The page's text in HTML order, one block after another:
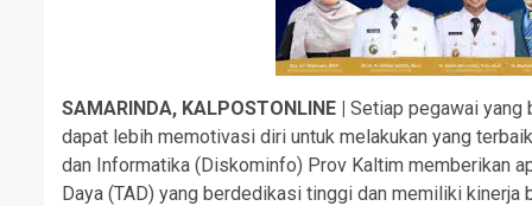
SAMARINDA, KALPOSTONLINE | Setiap pegawai yang
dapat lebih memotivasi diri untuk melakukan yang
dan Informatika (Diskominfo) Prov Kaltim memberikan
Daya (TAD) yang berdedikasi tinggi dan memiliki